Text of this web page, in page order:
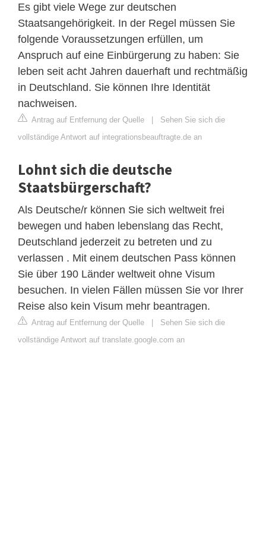
Es gibt viele Wege zur deutschen
Staatsangehörigkeit. In der Regel müssen Sie
folgende Voraussetzungen erfüllen, um
Anspruch auf eine Einbürgerung zu haben: Sie
leben seit acht Jahren dauerhaft und rechtmäßig
in Deutschland. Sie können Ihre Identität
nachweisen.
Antrag auf Entfernung der Quelle | Sehen Sie sich die
vollständige Antwort auf integrationsbeauftragte.de an
Lohnt sich die deutsche
Staatsbürgerschaft?
Als Deutsche/r können Sie sich weltweit frei
bewegen und haben lebenslang das Recht,
Deutschland jederzeit zu betreten und zu
verlassen . Mit einem deutschen Pass können
Sie über 190 Länder weltweit ohne Visum
besuchen. In vielen Fällen müssen Sie vor Ihrer
Reise also kein Visum mehr beantragen.
Antrag auf Entfernung der Quelle | Sehen Sie sich die
vollständige Antwort auf translate.google.com an